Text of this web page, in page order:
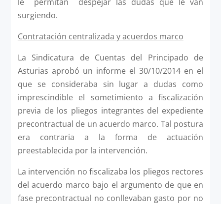
surgiendo.
Contratación centralizada y acuerdos marco
La Sindicatura de Cuentas del Principado de
Asturias aprobó un informe el 30/10/2014 en el
que se consideraba sin lugar a dudas como
imprescindible el sometimiento a fiscalización
previa de los pliegos integrantes del expediente
precontractual de un acuerdo marco. Tal postura
era contraria a la forma de actuación
preestablecida por la intervención.
La intervención no fiscalizaba los pliegos rectores
del acuerdo marco bajo el argumento de que en
fase precontractual no conllevaban gasto por no